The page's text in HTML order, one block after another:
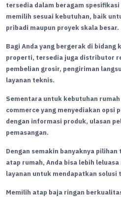
tersedia dalam beragam
memilih sesuai kebutuhan, baik
pribadi maupun proyek skala besar.
Bagi Anda yang bergerak di
properti, tersedia juga distributor
pembelian grosir, pengiriman
layanan teknis.
Sementara untuk kebutuhan
commerce yang menyediakan opsi
dengan informasi produk, ulasan
pemasangan.
Dengan semakin banyaknya
atap rumah, Anda bisa lebih
layanan untuk mendapatkan solusi
Memilih atap baja ringan